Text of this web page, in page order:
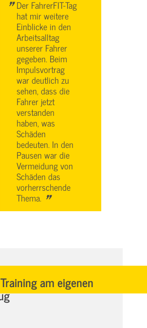
" Der FahrerFIT-Tag
hat mir weitere
Einblicke in den
Arbeitsalltag
unserer Fahrer
gegeben. Beim
Impulsvortrag
war deutlich zu
sehen, dass die
Fahrer jetzt
verstanden
haben, was
Schäden
bedeuten. In den
Pausen war die
Vermeidung von
Schäden das
vorherrschende
Thema."
am eigenen